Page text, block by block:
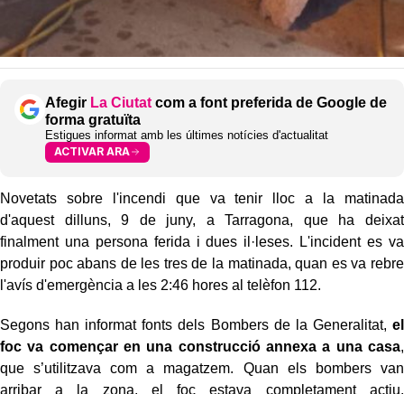
Afegir La Ciutat com a font preferida de Google de
forma gratuïta
Estigues informat amb les últimes notícies d'actualitat
ACTIVAR ARA
Novetats sobre l'incendi que va tenir lloc a la matinada
d'aquest dilluns, 9 de juny, a Tarragona, que ha deixat
finalment una persona ferida i dues il·leses. L'incident es va
produir poc abans de les tres de la matinada, quan es va rebre
l'avís d'emergència a les 2:46 hores al telèfon 112.
Segons han informat fonts dels Bombers de la Generalitat, el
foc va començar en una construcció annexa a una casa,
que s’utilitzava com a magatzem. Quan els bombers van
arribar a la zona, el foc estava completament actiu.